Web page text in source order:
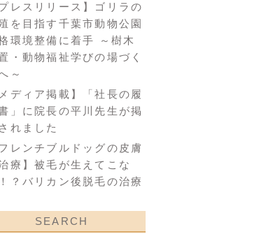
プレスリリース】ゴリラの
を目指す千葉市動物公園
環境整備に着手 ～樹木
・動物福祉学びの場づく
～
メディア掲載】「社長の履
」に院長の平川先生が掲
れました
フレンチブルドッグの皮膚
療】被毛が生えてこな
？バリカン後脱毛の治療
SEARCH